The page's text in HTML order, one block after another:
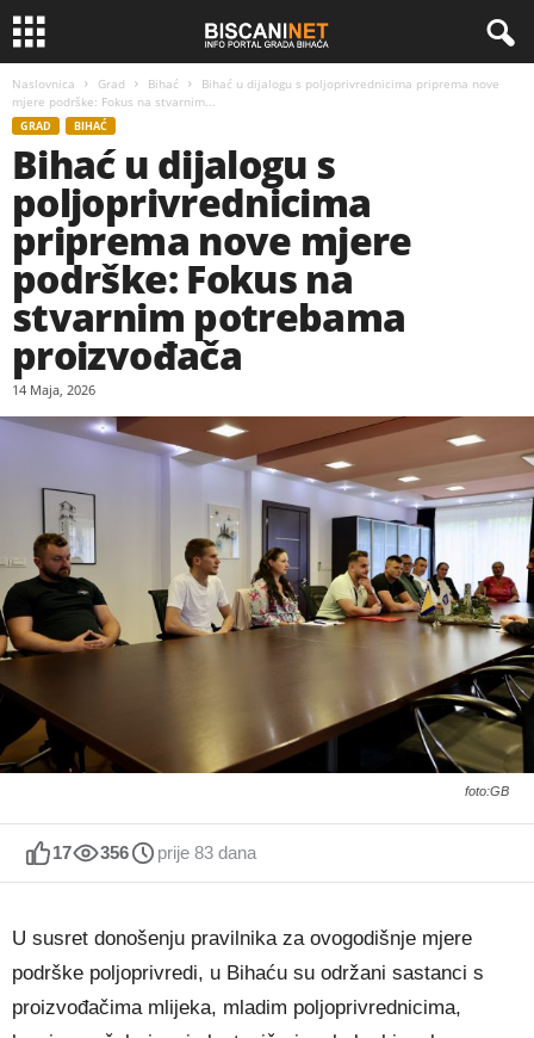
Naslovnica Grad Bihać
Bihać u dijalogu s poljoprivrednicima priprema nove
mjere podrške: Fokus na stvarnim...
GRAD BIHAĆ
Bihać u dijalogu s
poljoprivrednicima
priprema nove mjere
podrške: Fokus na
stvarnim potrebama
proizvođača
14 Maja, 2026
foto:GB
17 356 prije 83 dana
U susret donošenju pravilnika za ovogodišnje mjere
podrške poljoprivredi, u Bihaću su održani sastanci s
proizvođačima mlijeka, mladim poljoprivrednicima,